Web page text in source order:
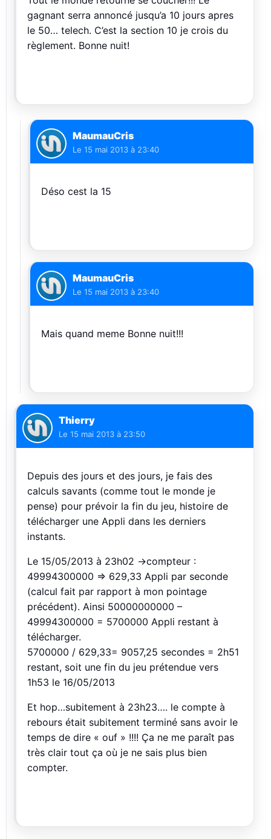
gagnant serra annoncé jusqu’a 10 jours apres
le 50… telech. C’est la section 10 je crois du
règlement. Bonne nuit!
MaumauCris
Le 15 mai 2013 à 23:40
Déso cest la 15
MaumauCris
Le 15 mai 2013 à 23:40
Mais quand meme Bonne nuit!!!
Thierry
Le 15 mai 2013 à 23:50
Depuis des jours et des jours, je fais des
calculs savants (comme tout le monde je
pense) pour prévoir la fin du jeu, histoire de
télécharger une Appli dans les derniers
instants.
Le 15/05/2013 à 23h02 ->compteur :
49994300000 => 629,33 Appli par seconde
(calcul fait par rapport à mon pointage
précédent). Ainsi 50000000000 –
49994300000 = 5700000 Appli restant à
télécharger.
5700000 / 629,33= 9057,25 secondes = 2h51
restant, soit une fin du jeu prétendue vers
1h53 le 16/05/2013
Et hop…subitement à 23h23…. le compte à
rebours était subitement terminé sans avoir le
temps de dire « ouf » !!!! Ça ne me paraît pas
très clair tout ça où je ne sais plus bien
compter.